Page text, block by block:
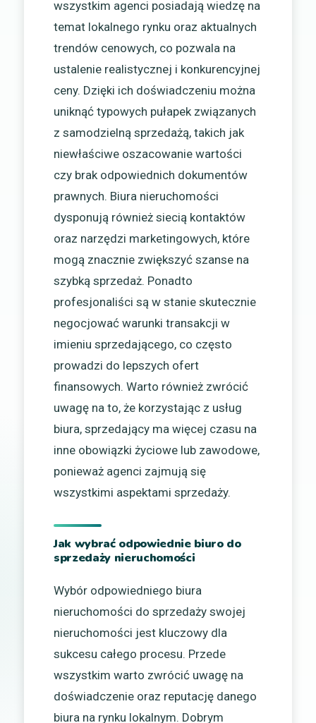
wszystkim agenci posiadają wiedzę na
temat lokalnego rynku oraz aktualnych
trendów cenowych, co pozwala na
ustalenie realistycznej i konkurencyjnej
ceny. Dzięki ich doświadczeniu można
uniknąć typowych pułapek związanych
z samodzielną sprzedażą, takich jak
niewłaściwe oszacowanie wartości
czy brak odpowiednich dokumentów
prawnych. Biura nieruchomości
dysponują również siecią kontaktów
oraz narzędzi marketingowych, które
mogą znacznie zwiększyć szanse na
szybką sprzedaż. Ponadto
profesjonaliści są w stanie skutecznie
negocjować warunki transakcji w
imieniu sprzedającego, co często
prowadzi do lepszych ofert
finansowych. Warto również zwrócić
uwagę na to, że korzystając z usług
biura, sprzedający ma więcej czasu na
inne obowiązki życiowe lub zawodowe,
ponieważ agenci zajmują się
wszystkimi aspektami sprzedaży.
Jak wybrać odpowiednie biuro do
sprzedaży nieruchomości
Wybór odpowiedniego biura
nieruchomości do sprzedaży swojej
nieruchomości jest kluczowy dla
sukcesu całego procesu. Przede
wszystkim warto zwrócić uwagę na
doświadczenie oraz reputację danego
biura na rynku lokalnym. Dobrym